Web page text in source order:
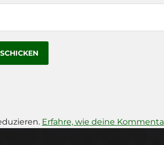
Erfahre, wie deine